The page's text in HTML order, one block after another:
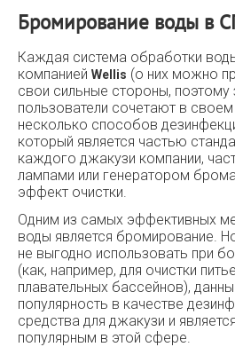
Бромирование воды в
Каждая система обработки
компанией Wellis (о них можно
свои сильные стороны, поэтому
пользователи сочетают в
несколько способов
который является частью
каждого джакузи компании,
лампами или генератором
эффект очистки.
Одним из самых эффективных
воды является бромирование.
не выгодно использовать при
(как, например, для очистки
плавательных бассейнов),
популярность в качестве
средства для джакузи и
популярным в этой сфере.